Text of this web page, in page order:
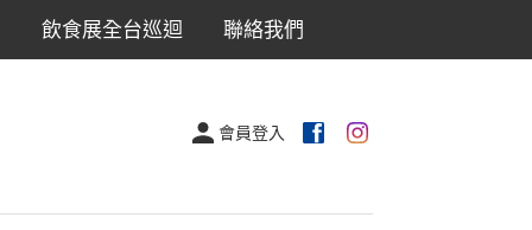
飲食展全台巡迴 聯絡我們
會員登入